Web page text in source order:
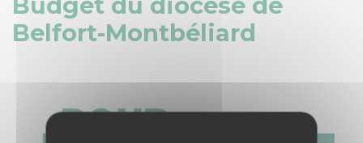
Belfort-Montbéliard